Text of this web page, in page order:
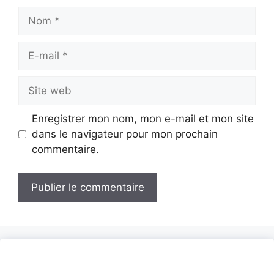
Nom
Site
web
Enregistrer mon nom, mon e-mail et mon site
dans le navigateur pour mon prochain
commentaire.